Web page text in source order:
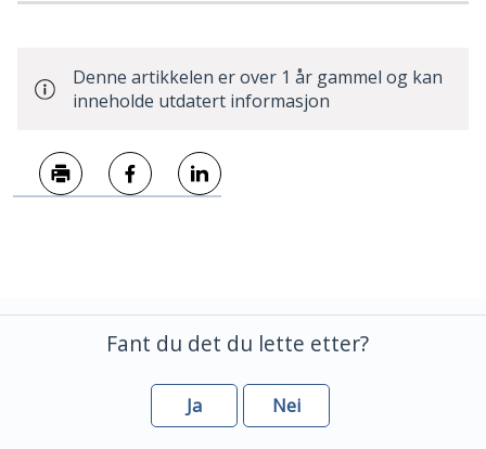
Denne artikkelen er over 1 år gammel og kan
inneholde utdatert informasjon
Fant du det du lette etter?
Ja Nei